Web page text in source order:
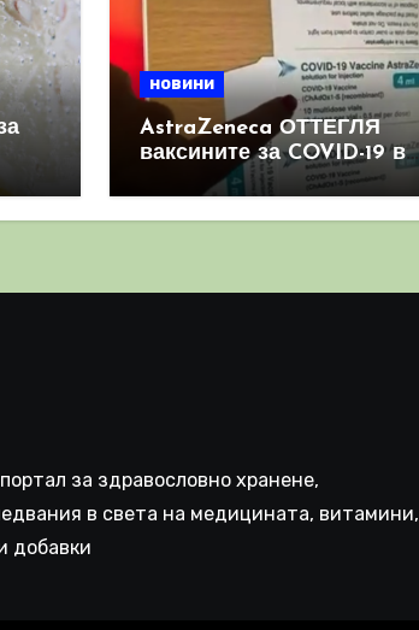
новини
AstraZeneca ОТТЕГЛЯ
ваксините за COVID-19 в
световен мащаб, след
като призна, че те
за здравословно хранене,
в света на медицината, витамини,
добавки